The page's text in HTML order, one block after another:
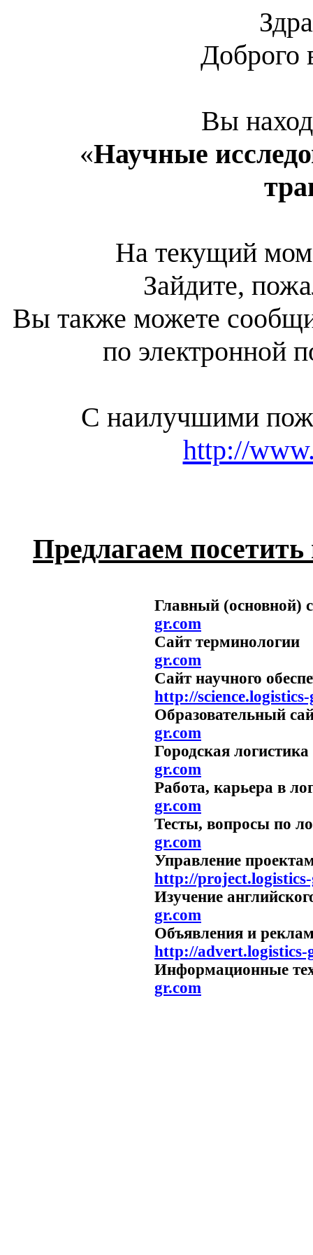
Доброго
Вы
«Научные
На текущий
Зайдите,
Вы также можете
по электронной
С наилучшими
http://
Предлагаем
Главный
gr.com
Сайт
gr.com
Сайт научного
http://
gr.com
Городская
gr.com
Работа, карьера в
gr.com
Тесты, вопросы по
gr.com
Управление
http://
Изучение
gr.com
Объявления и
http://advert.logistics-
Информационные
gr.com